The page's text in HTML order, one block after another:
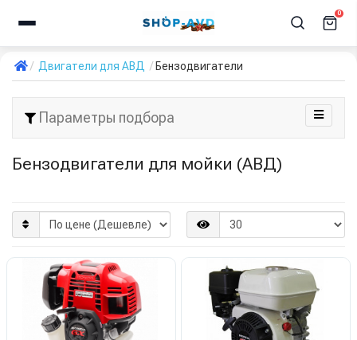
0
Двигатели для АВД Бензодвигатели
Параметры подбора
Бензодвигатели для мойки (АВД)